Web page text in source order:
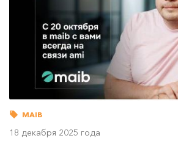
MAIB
18 декабря 2025 года